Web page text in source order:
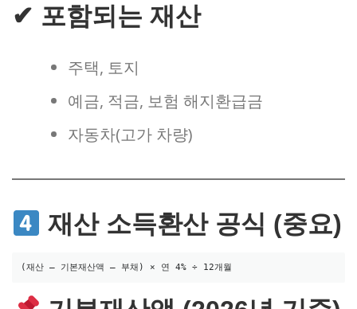
✔ 포함되는 재산
주택, 토지
예금, 적금, 보험 해지환급금
자동차(고가 차량)
재산 소득환산 공식 (중요)